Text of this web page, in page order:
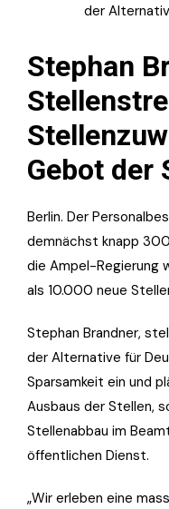
der
Stephan
Gebot der
Berlin. Der
demnächst knapp
die Ampel-Regierung
als 10.000 neue
Stephan Brandner,
der Alternative für
Sparsamkeit ein und
Ausbaus der Stellen,
Stellenabbau im
öffentlichen Dienst.
„Wir erleben eine